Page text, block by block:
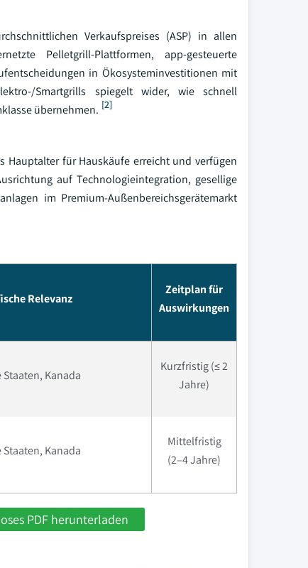
Verkaufspreises (ASP) in allen
Pelletgrill-Plattformen, app-gesteuerte
in Ökosysteminvestitionen mit
Smartgrills spiegelt wider, wie schnell
übernehmen. [2]
Hauptalter für Hauskäufe erreicht und verfügen
auf Technologieintegration, gesellige
im Premium-Außenbereichsgerätemarkt
Relevanz
Zeitplan für
Auswirkungen
Kanada
Kurzfristig (≤ 2
Jahre)
Kanada
Mittelfristig
(2–4 Jahre)
PDF herunterladen